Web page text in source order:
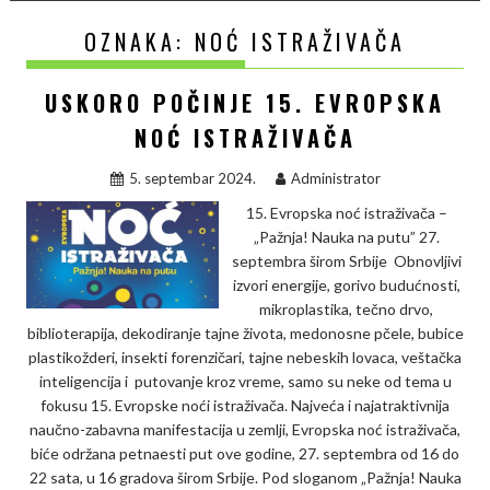
OZNAKA: NOĆ ISTRAŽIVAČA
USKORO POČINJE 15. EVROPSKA
NOĆ ISTRAŽIVAČA
5. septembar 2024. Administrator
15. Evropska noć istraživača –
„Pažnja! Nauka na putu” 27.
septembra širom Srbije Obnovljivi
izvori energije, gorivo budućnosti,
mikroplastika, tečno drvo,
biblioterapija, dekodiranje tajne života, medonosne pčele, bubice
plastikožderi, insekti forenzičari, tajne nebeskih lovaca, veštačka
inteligencija i putovanje kroz vreme, samo su neke od tema u
fokusu 15. Evropske noći istraživača. Najveća i najatraktivnija
naučno-zabavna manifestacija u zemlji, Evropska noć istraživača,
biće održana petnaesti put ove godine, 27. septembra od 16 do
22 sata, u 16 gradova širom Srbije. Pod sloganom „Pažnja! Nauka